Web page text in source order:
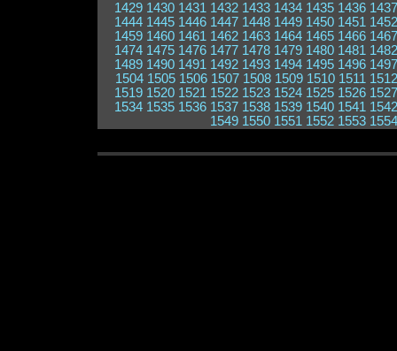
1429 1430 1431 1432 1433 1434 1435 1436 1437
1444 1445 1446 1447 1448 1449 1450 1451 1452
1459 1460 1461 1462 1463 1464 1465 1466 1467
1474 1475 1476 1477 1478 1479 1480 1481 1482
1489 1490 1491 1492 1493 1494 1495 1496 1497
1504 1505 1506 1507 1508 1509 1510 1511 1512
1519 1520 1521 1522 1523 1524 1525 1526 1527
1534 1535 1536 1537 1538 1539 1540 1541 1542
1549 1550 1551 1552 1553 1554